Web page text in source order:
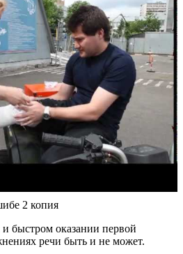
2 копия
быстром оказании первой
речи быть и не может.